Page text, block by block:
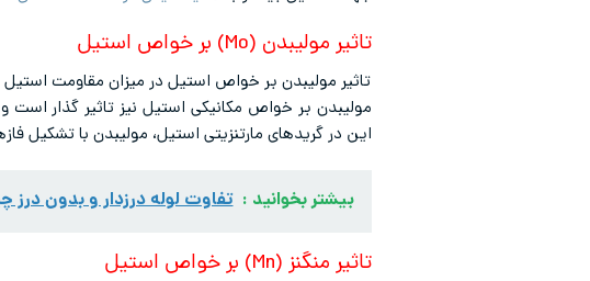
تاثیر مولیبدن (Mo) بر خواص استیل
تاثیر مولیبدن بر خواص استیل در میزان مقاومت
مولیبدن بر خواص مکانیکی استیل نیز تاثیر گذار
این در گریدهای مارتنزیتی استیل، مولیبدن با
بیشتر بخوانید : تفاوت لوله درزدار و بدون
تاثیر منگنز (Mn) بر خواص استیل